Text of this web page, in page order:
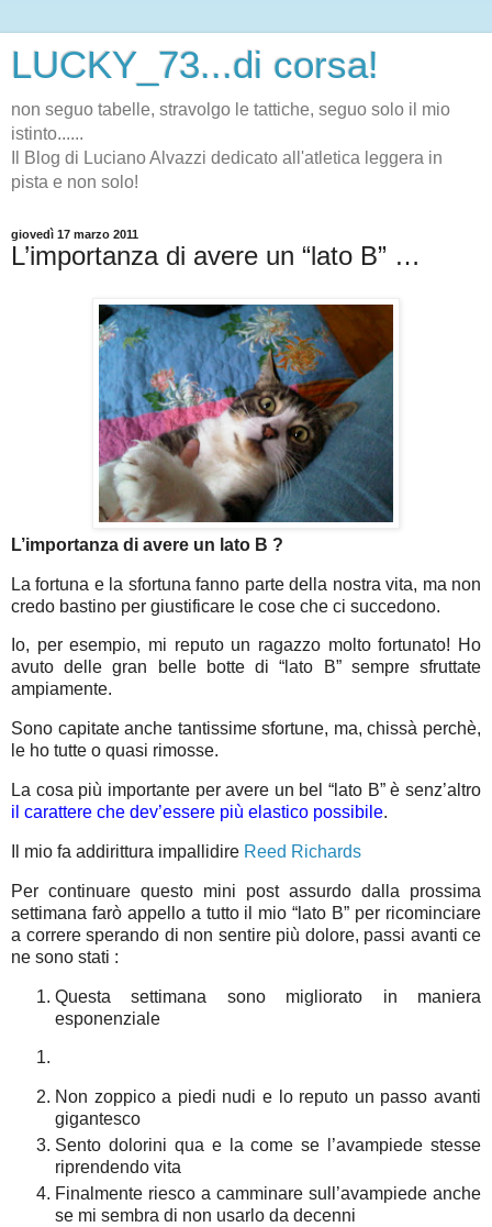
LUCKY_73...di corsa!
non seguo tabelle, stravolgo le tattiche, seguo solo il mio
istinto......
Il Blog di Luciano Alvazzi dedicato all'atletica leggera in
pista e non solo!
giovedì 17 marzo 2011
L’importanza di avere un “lato B” …
L’importanza di avere un lato B ?
La fortuna e la sfortuna fanno parte della nostra vita, ma non
credo bastino per giustificare le cose che ci succedono.
Io, per esempio, mi reputo un ragazzo molto fortunato! Ho
avuto delle gran belle botte di “lato B” sempre sfruttate
ampiamente.
Sono capitate anche tantissime sfortune, ma, chissà perchè,
le ho tutte o quasi rimosse.
La cosa più importante per avere un bel “lato B” è senz’altro
il carattere che dev’essere più elastico possibile.
Il mio fa addirittura impallidire Reed Richards
Per continuare questo mini post assurdo dalla prossima
settimana farò appello a tutto il mio “lato B” per ricominciare
a correre sperando di non sentire più dolore, passi avanti ce
ne sono stati :
Questa settimana sono migliorato in maniera
esponenziale
Non zoppico a piedi nudi e lo reputo un passo avanti
gigantesco
Sento dolorini qua e la come se l’avampiede stesse
riprendendo vita
Finalmente riesco a camminare sull’avampiede anche
se mi sembra di non usarlo da decenni